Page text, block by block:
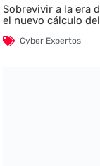
Sobrevivir a la era
el nuevo cálculo
Cyber Expertos